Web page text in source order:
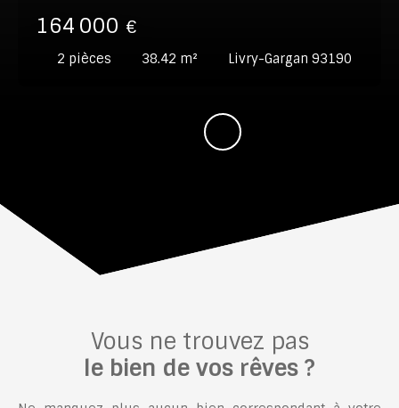
164 000 €
2 pièces 38.42 m² Livry-Gargan 93190
Vous ne trouvez pas
le bien de vos rêves ?